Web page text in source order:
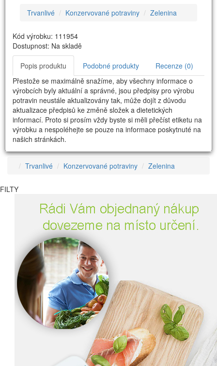
Trvanlivé Konzervované potraviny Zelenina
Kód výrobku: 111954
Dostupnost: Na skladě
Popis produktu Podobné produkty
Recenze (0)
Přestože se maximálně snažíme, aby všechny informace o
výrobcích byly aktuální a správné, jsou předpisy pro výrobu
potravin neustále aktualizovány tak, může dojít z důvodu
aktualizace předpisů ke změně složek a dietetických
informací. Proto si prosím vždy byste si měli přečíst etiketu na
výrobku a nespoléhejte se pouze na informace poskytnuté na
našich stránkách.
Trvanlivé Konzervované potraviny Zelenina
FILTY